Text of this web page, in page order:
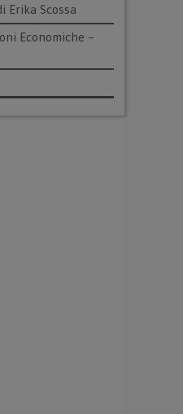
Erika Scossa
Economiche –